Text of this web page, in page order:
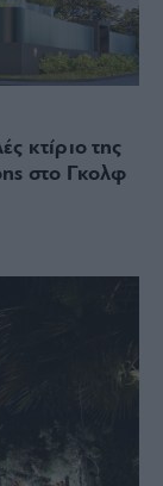
κτίριο της
στο Γκολφ